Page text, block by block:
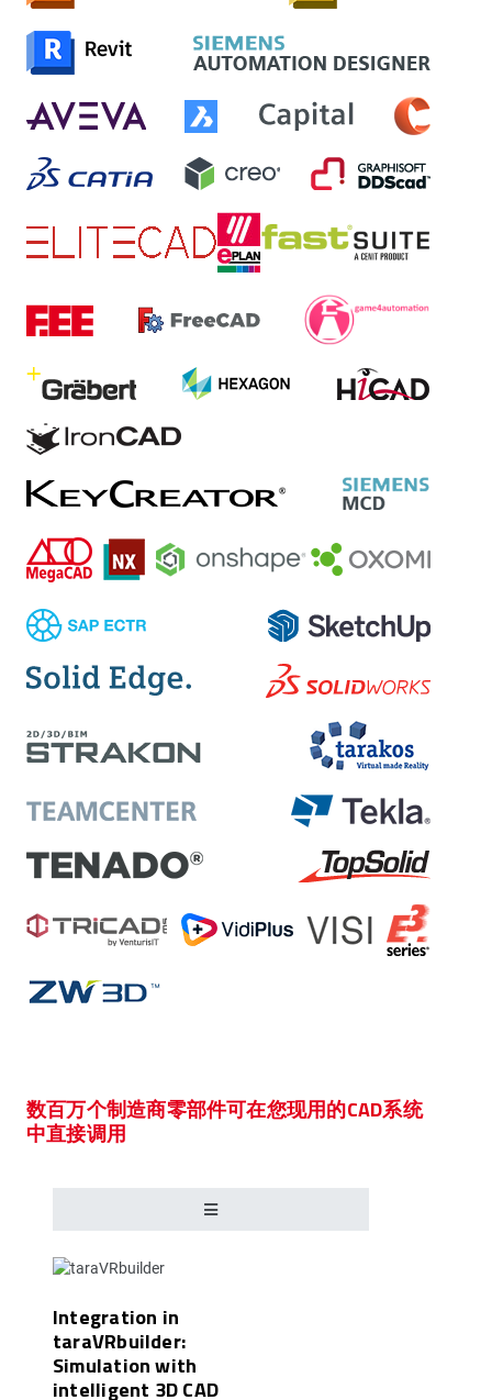
数百万个制造商零部件可在您现用的CAD系统
中直接调用
Integration in
taraVRbuilder:
Simulation with
intelligent 3D CAD